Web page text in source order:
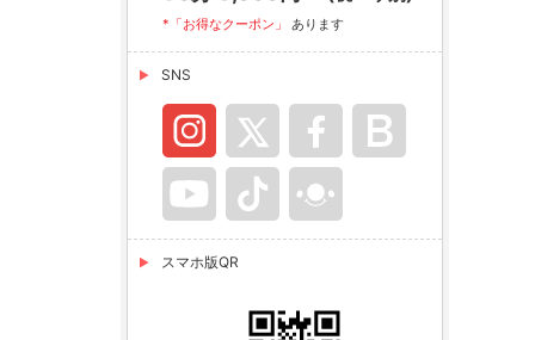
*「お得なクーポン」 あります
SNS
スマホ版QR